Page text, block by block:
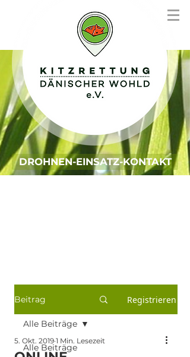
DROHNEN-EINSATZ-KONTAKT
Beitrag Registrieren
Alle Beiträge
Alle Beiträge
5. Okt. 2019 1 Min. Lesezeit